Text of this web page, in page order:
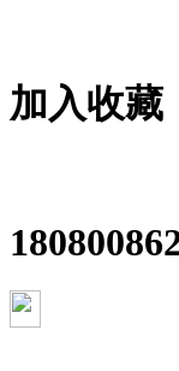
加入收藏